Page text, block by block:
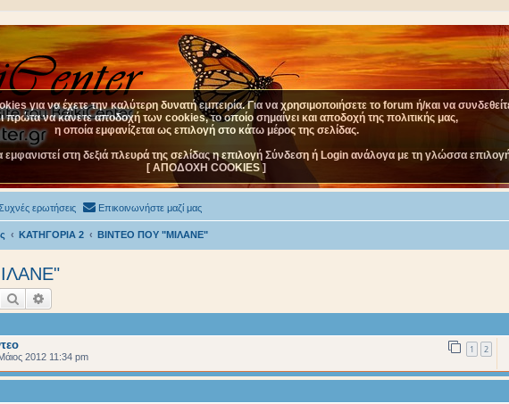
ερωτήσεις Επικοινωνήστε μαζί μας
ΚΑΤΗΓΟΡΙΑ 2 ΒΙΝΤΕΟ ΠΟΥ "ΜΙΛΑΝΕ"
Αναζήτηση
2012 11:34 pm
1 2
για να έχετε την καλύτερη δυνατή εμπειρία. Για να χρησιμοποιήσετε το forum ή/και να
πρώτα να κάνετε αποδοχή των cookies, το οποίο σημαίνει και αποδοχή της πολιτικής μας,
η οποία εμφανίζεται ως επιλογή στο κάτω μέρος της σελίδας.
στη δεξιά πλευρά της σελίδας η επιλογή Σύνδεση ή Login ανάλογα με τη γλώσσα
[ ΑΠΟΔΟΧΗ COOKIES ]